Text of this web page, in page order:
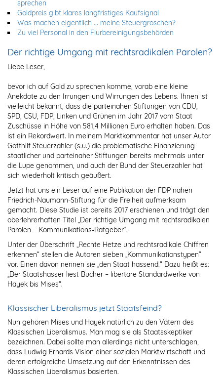
sprechen
Goldpreis gibt klares langfristiges Kaufsignal
Was machen eigentlich ... meine Steuergroschen?
Zu viel Personal in den Flurbereinigungsbehörden
Der richtige Umgang mit rechtsradikalen Parolen?
Liebe Leser,
bevor ich auf Gold zu sprechen komme, vorab eine kleine
Anekdote zu den Irrungen und Wirrungen des Lebens. Ihnen ist
vielleicht bekannt, dass die parteinahen Stiftungen von CDU,
SPD, CSU, FDP, Linken und Grünen im Jahr 2017 vom Staat
Zuschüsse in Höhe von 581,4 Millionen Euro erhalten haben. Das
ist ein Rekordwert. In meinem Marktkommentar hat unser Autor
Gotthilf Steuerzahler (s.u.) die problematische Finanzierung
staatlicher und parteinaher Stiftungen bereits mehrmals unter
die Lupe genommen, und auch der Bund der Steuerzahler hat
sich wiederholt kritisch geäußert.
Jetzt hat uns ein Leser auf eine Publikation der FDP nahen
Friedrich-Naumann-Stiftung für die Freiheit aufmerksam
gemacht. Diese Studie ist bereits 2017 erschienen und trägt den
oberlehrerhaften Titel „Der richtige Umgang mit rechtsradikalen
Parolen – Kommunikations-Ratgeber“.
Unter der Überschrift „Rechte Hetze und rechtsradikale Chiffren
erkennen“ stellen die Autoren sieben „Kommunikationstypen“
vor. Einen davon nennen sie „den Staat hassend.“ Dazu heißt es:
„Der Staatshasser liest Bücher – libertäre Standardwerke von
Hayek bis Mises“.
Klassischer Liberalismus jetzt Staatsfeind?
Nun gehören Mises und Hayek natürlich zu den Vätern des
Klassischen Liberalismus. Man mag sie als Staatsskeptiker
bezeichnen. Dabei sollte man allerdings nicht unterschlagen,
dass Ludwig Erhards Vision einer sozialen Marktwirtschaft und
deren erfolgreiche Umsetzung auf den Erkenntnissen des
Klassischen Liberalismus basierten.